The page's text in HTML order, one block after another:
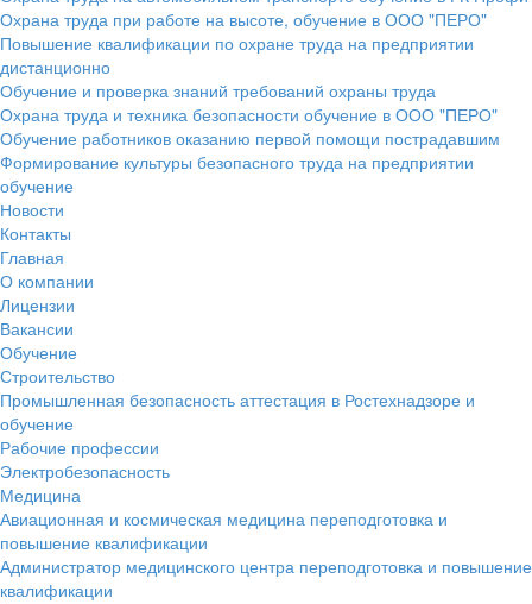
Охрана труда при работе на высоте, обучение в ООО "ПЕРО"
Повышение квалификации по охране труда на предприятии
дистанционно
Обучение и проверка знаний требований охраны труда
Охрана труда и техника безопасности обучение в ООО "ПЕРО"
Обучение работников оказанию первой помощи пострадавшим
Формирование культуры безопасного труда на предприятии
обучение
Новости
Контакты
Главная
О компании
Лицензии
Вакансии
Обучение
Строительство
Промышленная безопасность аттестация в Ростехнадзоре и
обучение
Рабочие профессии
Электробезопасность
Медицина
Авиационная и космическая медицина переподготовка и
повышение квалификации
Администратор медицинского центра переподготовка и повышение
квалификации